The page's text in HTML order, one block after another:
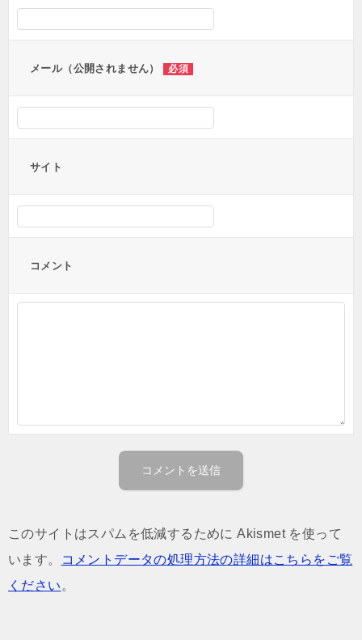
メール（公開されません） 必須
サイト
コメント
このサイトはスパムを低減するために Akismet を使って
います。
コメントデータの処理方法の詳細はこちらをご覧
ください 。